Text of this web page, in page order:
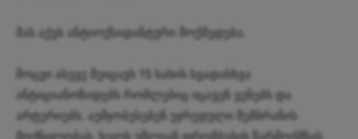
მას აქვს ანტიოქსიდანტური მოქმედება.
მოცვი ასევე შეიცავს 15 სახის სვადასხვა
ანტიციანოზიდებს რომლებიც იცავენ ვენებს და
არტერიებს. აუმჯობესებენ უჯრედული მემბრანის